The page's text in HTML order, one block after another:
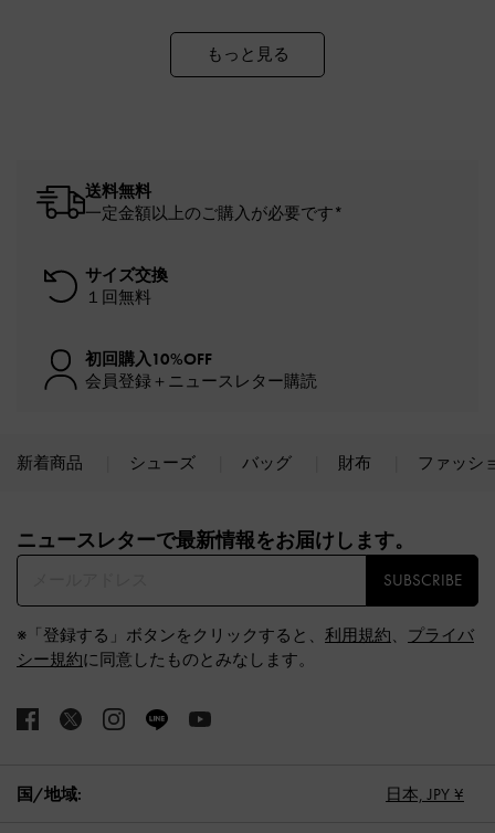
もっと見る
送料無料
一定金額以上のご購入が必要です*
サイズ交換
１回無料
初回購入10%OFF
会員登録＋ニュースレター購読
新着商品 シューズ バッグ 財布 ファッシ
ニュースレターで最新情報をお届けします。​
SUBSCRIBE
※「登録する」ボタンをクリックすると、 利用規約、 プライバ
シー規約に同意したものとみなします。
国/地域: 日本, JPY ¥